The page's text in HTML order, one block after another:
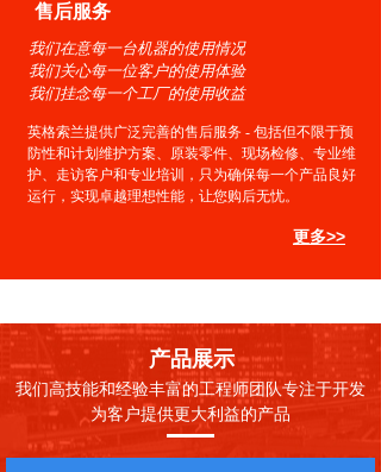
更多>>
售后服务
英格索兰提供广泛完善的售后服务 - 包括但不限于预
防性和计划维护方案、原装零件、现场检修、专业维
护、走访客户和专业培训，只为确保每一个产品良好
运行，实现卓越理想性能，让您购后无忧。
我们在意每一台机器的使用情况
我们关心每一位客户的使用体验
我们挂念每一个工厂的使用收益
我们高技能和经验丰富的工程师团队专注于开发
为客户提供更大利益的产品
产品展示